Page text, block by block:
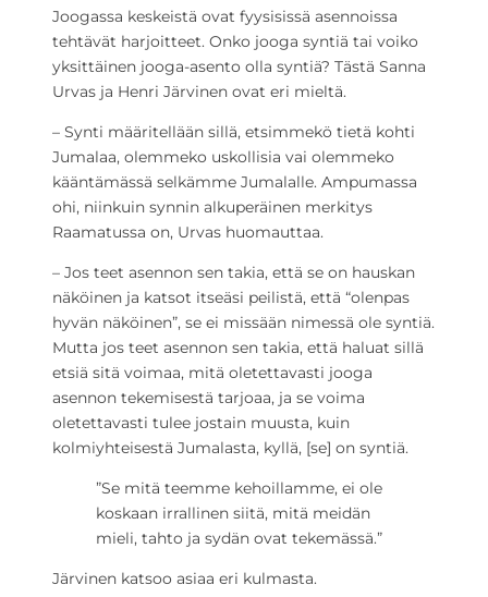
Joogassa keskeistä ovat fyysisissä asennoissa
tehtävät harjoitteet. Onko jooga syntiä tai voiko
yksittäinen jooga-asento olla syntiä? Tästä Sanna
Urvas ja Henri Järvinen ovat eri mieltä.
– Synti määritellään sillä, etsimmekö tietä kohti
Jumalaa, olemmeko uskollisia vai olemmeko
kääntämässä selkämme Jumalalle. Ampumassa
ohi, niinkuin synnin alkuperäinen merkitys
Raamatussa on, Urvas huomauttaa.
– Jos teet asennon sen takia, että se on hauskan
näköinen ja katsot itseäsi peilistä, että “olenpas
hyvän näköinen”, se ei missään nimessä ole syntiä.
Mutta jos teet asennon sen takia, että haluat sillä
etsiä sitä voimaa, mitä oletettavasti jooga
asennon tekemisestä tarjoaa, ja se voima
oletettavasti tulee jostain muusta, kuin
kolmiyhteisestä Jumalasta, kyllä, [se] on syntiä.
”Se mitä teemme kehoillamme, ei ole
koskaan irrallinen siitä, mitä meidän
mieli, tahto ja sydän ovat tekemässä.”
Järvinen katsoo asiaa eri kulmasta.